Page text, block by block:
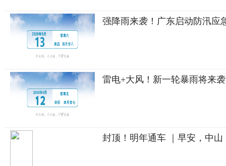
强降雨来袭！广东启动防汛应
雷电+大风！新一轮暴雨将来
封顶！明年通车 ｜早安，中山